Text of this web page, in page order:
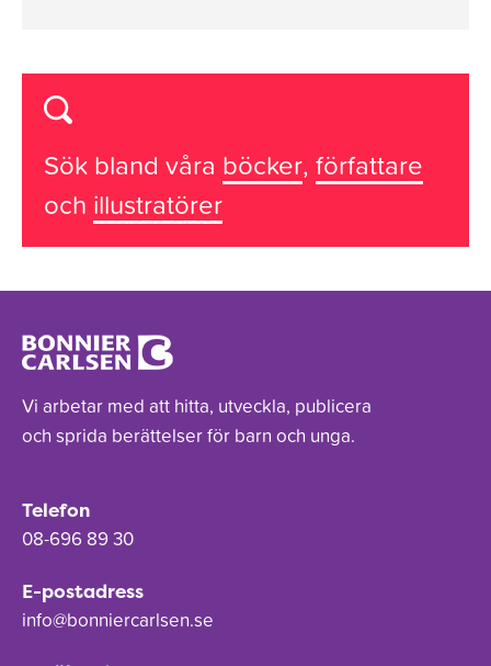
Sök bland våra böcker, författare
och illustratörer
Vi arbetar med att hitta, utveckla, publicera
och sprida berättelser för barn och unga.
Telefon
08-696 89 30
E-postadress
info@bonniercarlsen.se